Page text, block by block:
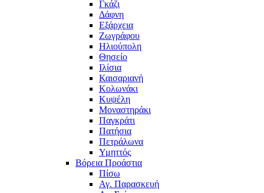
Γκάζι
Δάφνη
Εξάρχεια
Ζωγράφου
Ηλιούπολη
Θησείο
Ιλίσια
Καισαριανή
Κολωνάκι
Κυψέλη
Μοναστηράκι
Παγκράτι
Πατήσια
Πετράλωνα
Υμηττός
Βόρεια Προάστια
Πίσω
Αγ. Παρασκευή